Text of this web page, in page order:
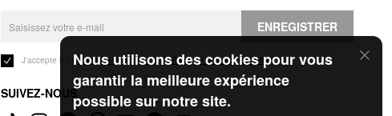
Nous utilisons des cookies pour vous
garantir la meilleure expérience
possible sur notre site.
ENREGISTRER
J'accepte les Conditions généraleset laPolitique de confidentialité.
SUIVEZ-NOUS